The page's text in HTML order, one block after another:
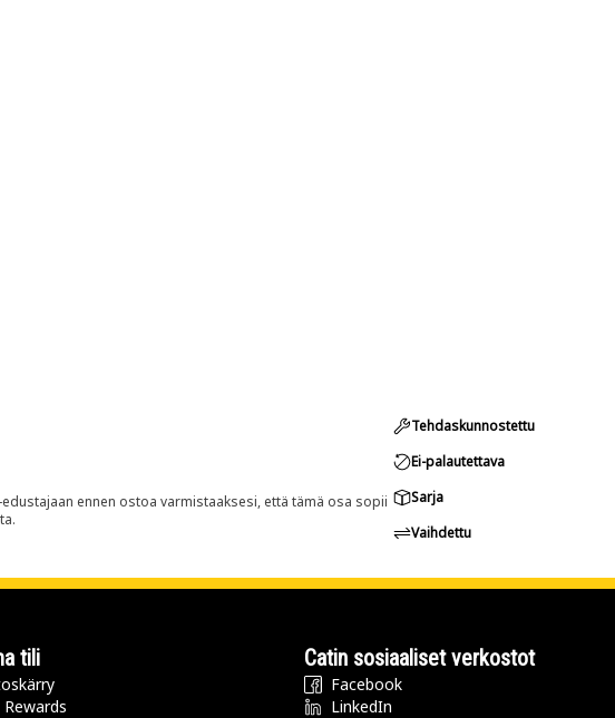
ennen ostoa varmistaaksesi, että tämä osa sopii
Tehdaskunnostettu
Ei-palautettava
Sarja
Vaihdettu
tili Catin sosiaaliset verkostot
Facebook
LinkedIn